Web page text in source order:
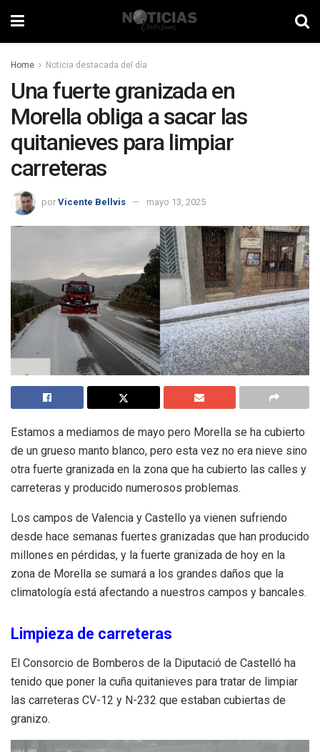
Home Noticia destacada del día
Una fuerte granizada en
Morella obliga a sacar las
quitanieves para limpiar
carreteras
por Vicente Bellvis mayo 13, 2025
Estamos a mediamos de mayo pero Morella se ha cubierto
de un grueso manto blanco, pero esta vez no era nieve sino
otra fuerte granizada en la zona que ha cubierto las calles y
carreteras y producido numerosos problemas.
Los campos de Valencia y Castello ya vienen sufriendo
desde hace semanas fuertes granizadas que han producido
millones en pérdidas, y la fuerte granizada de hoy en la
zona de Morella se sumará a los grandes daños que la
climatología está afectando a nuestros campos y bancales.
Limpieza de carreteras
El Consorcio de Bomberos de la Diputació de Castelló ha
tenido que poner la cuña quitanieves para tratar de limpiar
las carreteras CV-12 y N-232 que estaban cubiertas de
granizo.